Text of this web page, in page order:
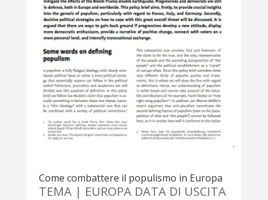
Come combattere il populismo in Europa
TEMA | EUROPA DATA DI USCITA